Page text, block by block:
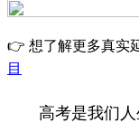
👉 想了解更多真实
目
高考是我们人